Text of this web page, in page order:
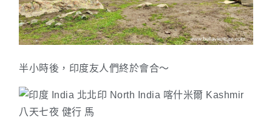
半小時後，印度友人們終於會合～